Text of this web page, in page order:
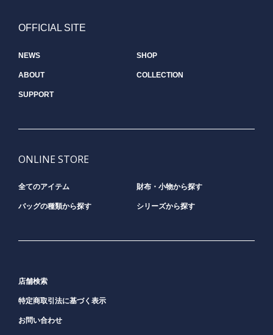
OFFICIAL SITE
NEWS SHOP
ABOUT COLLECTION
SUPPORT
ONLINE STORE
全てのアイテム 財布・小物から探す
バッグの種類から探す シリーズから探す
店舗検索
特定商取引法に基づく表示
お問い合わせ